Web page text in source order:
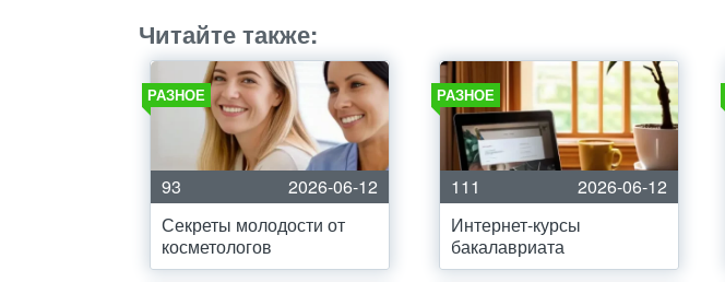
Читайте также:
РАЗНОЕ
93
2026-06-12
Секреты молодости от
косметологов
РАЗНОЕ
111
2026-06-12
Интернет-курсы
бакалавриата